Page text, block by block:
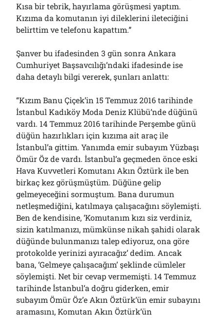
Kısa bir tebrik, hayırlama görüşmesi yaptım.
Kızıma da komutanın iyi dileklerini ileteciğini
belirttim ve telefonu kapattım.”
Şanver bu ifadesinden 3 gün sonra Ankara
Cumhuriyet Başsavcılığı’ndaki ifadesinde ise
daha detaylı bilgi vererek, şunları anlattı:
“Kızım Banu Çiçek’in 15 Temmuz 2016 tarihinde
İstanbul Kadıköy Moda Deniz Klübü’nde düğünü
vardı. 14 Temmuz 2016 tarihinde Perşembe günü
düğün hazırlıkları için kızıma ait araç ile
İstanbul’a gittim. Yanımda emir subayım Yüzbaşı
Ömür Öz de vardı. İstanbul’a geçmeden önce eski
Hava Kuvvetleri Komutanı Akın Öztürk ile ben
birkaç kez görüşmüştüm. Düğüne gelip
gelmeyeceğini sormuştum. Bana durumun
netleşmediğini, katılmaya çalışacağını söylemişti.
Ben de kendisine, ‘Komutanım kızı siz verdiniz,
sizin katılmanızı, mümkünse nikah şahidi olarak
düğünde bulunmanızı talep ediyoruz, ona göre
protokolde yerinizi ayıracağız’ dedim. Ancak
bana, ‘Gelmeye çalışacağım’ şeklinde cümleler
söylemişti. Net bir cevap vermemişti. 14 Temmuz
tarihinde İstanbul’a doğru giderken, emir
subayım Ömür Öz’e Akın Öztürk’ün emir subayını
aramasını, Komutan Akın Öztürk’ün